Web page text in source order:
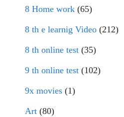
8 Home work (65)
8 th e learnig Video (212)
8 th online test (35)
9 th online test (102)
9x movies (1)
Art (80)